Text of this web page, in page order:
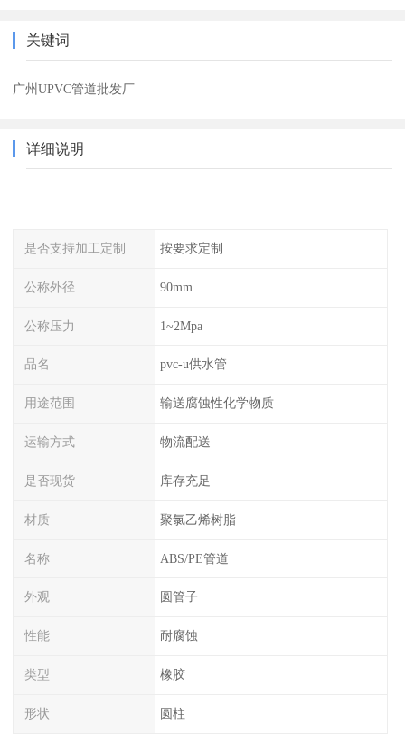
关键词
广州UPVC管道批发厂
详细说明
是否支持加工定制 按要求定制
公称外径 90mm
公称压力 1~2Mpa
品名 pvc-u供水管
用途范围 输送腐蚀性化学物质
运输方式 物流配送
是否现货 库存充足
材质 聚氯乙烯树脂
名称 ABS/PE管道
外观 圆管子
性能 耐腐蚀
类型 橡胶
形状 圆柱